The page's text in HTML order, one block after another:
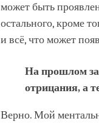
может быть
остального, кроме
и всё, что может
На прошлом
отрицания, а
Верно. Мой